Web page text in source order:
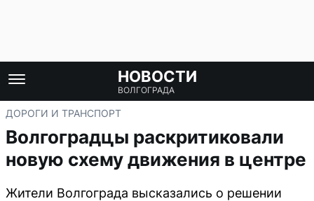
НОВОСТИ
ВОЛГОГРАДА
ДОРОГИ И ТРАНСПОРТ
Волгоградцы раскритиковали
новую схему движения в центре
Жители Волгограда высказались о решении